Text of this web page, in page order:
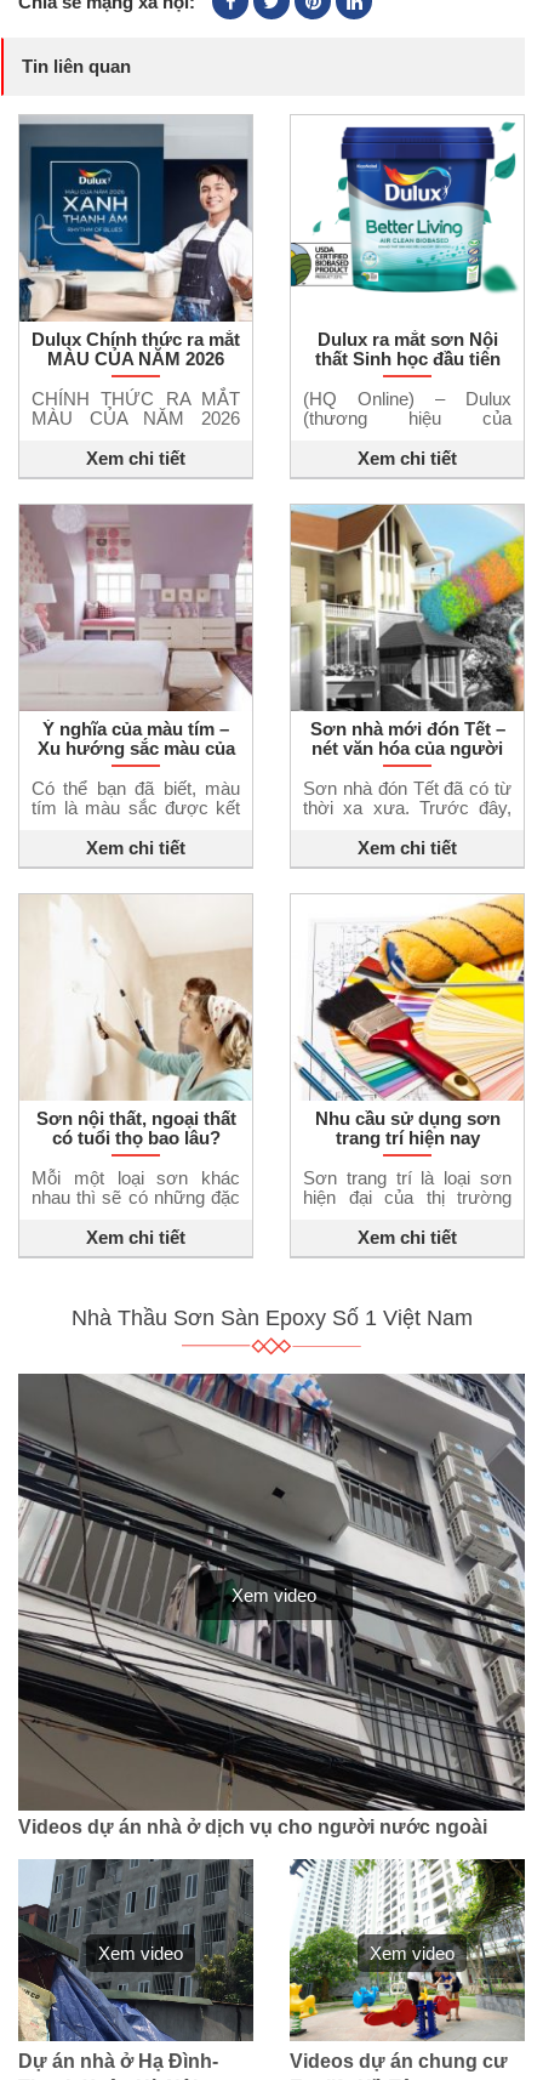
Tin liên quan
Dulux Chính thức ra mắt
MÀU CỦA NĂM 2026
THE RHYTHM OF
BLUES™ – XANH
THANH ÂM
CHÍNH THỨC RA MẮT
MÀU CỦA NĂM 2026
BLUES™ – XANH
THANH ÂM Lần đầu tiên,
chuyển điệu của sắc
xanh” – không chỉ là một
màu chủ đạo, mà là ba
nhịp sắc riêng biệt, cho
phép bạn tự do biến tấu
để mỗi không gian […]
Xem chi tiết
Dulux ra mắt sơn Nội
thất Sinh học đầu tiên
tại Việt Nam
(HQ Online) – Dulux
(thương hiệu của
mắt Dulux Better Living
Air Clean, sản phẩm sơn
khả năng nâng cao chất
lượng không khí trong
nhà. Đây là sản phẩm
sơn nội thất gốc sinh học
đầu tiên tại Việt Nam đạt
chứng nhận 22% […]
Xem chi tiết
Ý nghĩa của màu tím –
Xu hướng sắc màu của
năm
Có thể bạn đã biết, màu
tím là màu sắc được kết
dương. Ý nghĩa của màu
tím là gì? Cách phối màu
chia sẻ trong bài viết này.
Ý nghĩa của màu tím Đối
với người Việt, màu tím là
một sắc […]
Xem chi tiết
Sơn nhà mới đón Tết –
nét văn hóa của người
Việt đã có từ ngàn xưa
Sơn nhà đón Tết đã có từ
thời xa xưa. Trước đây,
liệu chưa phát triển thì
người ta thường dùng vôi,
không gian. Truyền thống
này vẫn được duy trì và
phát triển cho đến tận bây
giờ. Sơn nhà đón tết nét
[…]
Xem chi tiết
Sơn nội thất, ngoại thất
có tuổi thọ bao lâu?
Mỗi một loại sơn khác
nhau thì sẽ có những đặc
với vật chủ được sơn và
làm hài lòng khách hàng.
chia làm hai loại chính là
thất. Rất nhiều khách
hàng […]
Xem chi tiết
Nhu cầu sử dụng sơn
trang trí hiện nay
Sơn trang trí là loại sơn
hiện đại của thị trường
càng phát triển, nhu cầu
sự dụng sơn trang trí của
phát triển đó, nhiều loại
sơn trang trí được ra đời
và cải tiến đáng kể. Bài
viết […]
Xem chi tiết
Nhà Thầu Sơn Sàn Epoxy Số 1 Việt Nam
Xem video
Videos dự án nhà ở dịch vụ cho người nước ngoài
Xem video
Dự án nhà ở Hạ Đình-
Xem video
Videos dự án chung cư